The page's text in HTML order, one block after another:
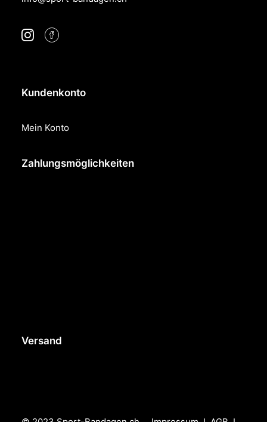
Kundenkonto
Mein Konto
Zahlungsmöglichkeiten
Versand